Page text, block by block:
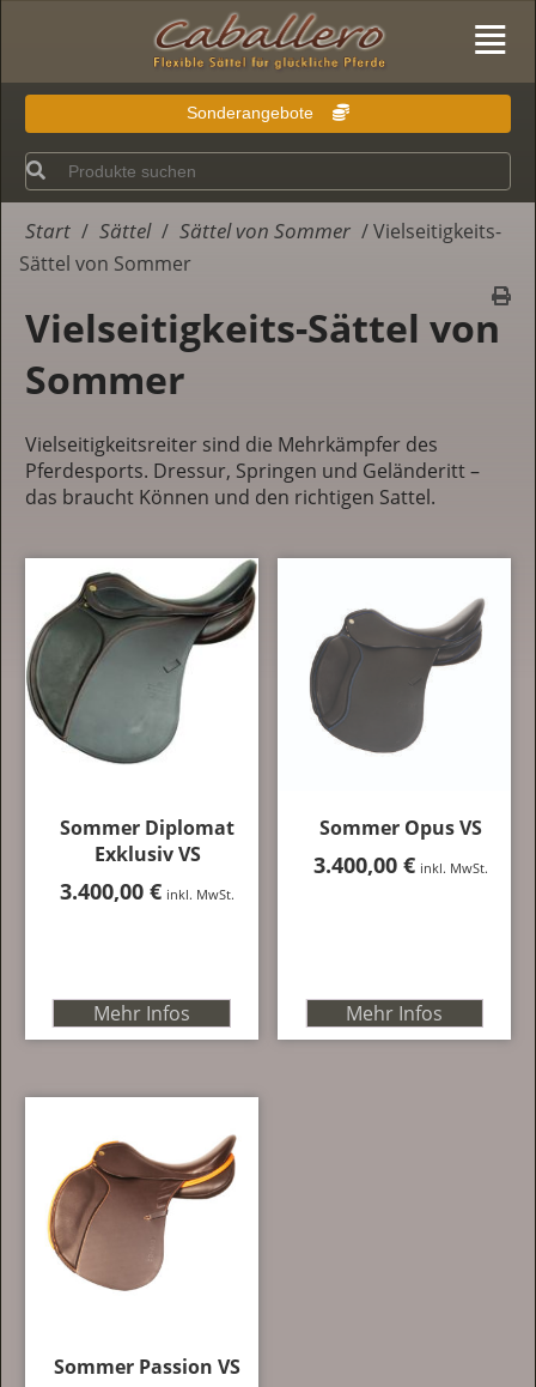
Sonderangebote
Start / Sättel / Sättel von Sommer / Vielseitigkeits-
Sättel von Sommer
Vielseitigkeits-Sättel von
Sommer
Vielseitigkeitsreiter sind die Mehrkämpfer des
Pferdesports. Dressur, Springen und Geländeritt –
das braucht Können und den richtigen Sattel.
Sommer Diplomat
Exklusiv VS
3.400,00€ inkl. MwSt.
Mehr Infos
Sommer Opus VS
3.400,00 € inkl. MwSt.
Mehr Infos
Sommer Passion VS